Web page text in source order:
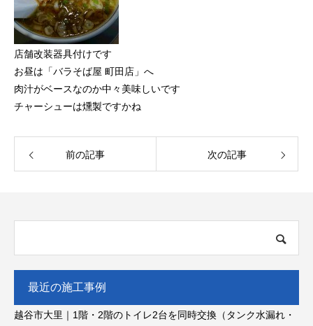
店舗改装器具付けです
お昼は「バラそば屋 町田店」へ
肉汁がベースなのか中々美味しいです
チャーシューは燻製ですかね
前の記事 次の記事
最近の施工事例
越谷市大里｜1階・2階のトイレ2台を同時交換（タンク水漏れ・